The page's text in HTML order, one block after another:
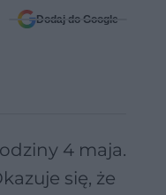
Dodaj do Google
4 maja.
się, że